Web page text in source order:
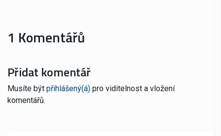
1 Komentářů
Přidat komentář
Musíte být přihlášený(á) pro viditelnost a vložení
komentářů.